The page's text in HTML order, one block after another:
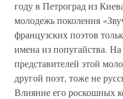
году в Петроград из
молодежь поколения
французских поэтов
имена из попугайства.
представителей этой
другой поэт, тоже не
Влияние его роскошных